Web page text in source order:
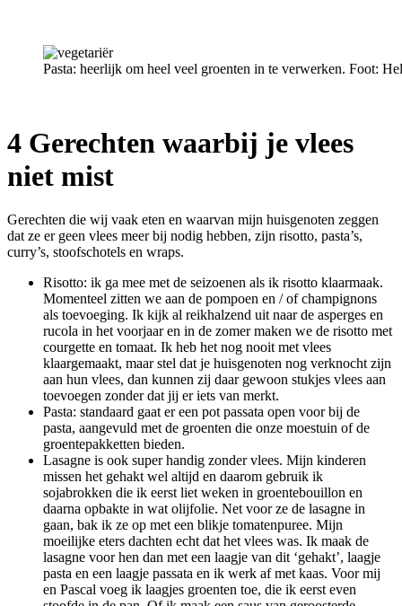
Pasta: heerlijk om heel veel groenten in te verwerken. Foot:
4 Gerechten waarbij je vlees
niet mist
Gerechten die wij vaak eten en waarvan mijn huisgenoten zeggen
dat ze er geen vlees meer bij nodig hebben, zijn risotto, pasta’s,
curry’s, stoofschotels en wraps.
Risotto: ik ga mee met de seizoenen als ik risotto klaarmaak.
Momenteel zitten we aan de pompoen en / of champignons
als toevoeging. Ik kijk al reikhalzend uit naar de asperges en
rucola in het voorjaar en in de zomer maken we de risotto met
courgette en tomaat. Ik heb het nog nooit met vlees
klaargemaakt, maar stel dat je huisgenoten nog verknocht zijn
aan hun vlees, dan kunnen zij daar gewoon stukjes vlees aan
toevoegen zonder dat jij er iets van merkt.
Pasta: standaard gaat er een pot passata open voor bij de
pasta, aangevuld met de groenten die onze moestuin of de
groentepakketten bieden.
Lasagne is ook super handig zonder vlees. Mijn kinderen
missen het gehakt wel altijd en daarom gebruik ik
sojabrokken die ik eerst liet weken in groentebouillon en
daarna opbakte in wat olijfolie. Net voor ze de lasagne in
gaan, bak ik ze op met een blikje tomatenpuree. Mijn
moeilijke eters dachten echt dat het vlees was. Ik maak de
lasagne voor hen dan met een laagje van dit ‘gehakt’, laagje
pasta en een laagje passata en ik werk af met kaas. Voor mij
en Pascal voeg ik laagjes groenten toe, die ik eerst even